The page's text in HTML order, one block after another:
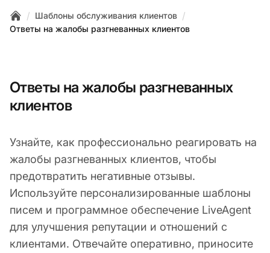
Home
/ Шаблоны обслуживания клиентов /
Ответы на жалобы разгневанных клиентов
Ответы на жалобы разгневанных
клиентов
Узнайте, как профессионально реагировать на
жалобы разгневанных клиентов, чтобы
предотвратить негативные отзывы.
Используйте персонализированные шаблоны
писем и программное обеспечение LiveAgent
для улучшения репутации и отношений с
клиентами. Отвечайте оперативно, приносите